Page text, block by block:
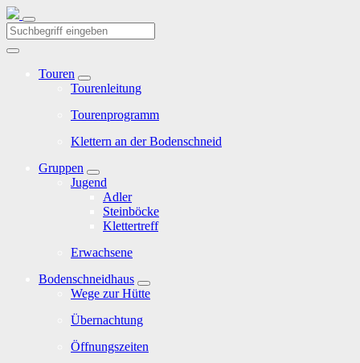
Touren
Tourenleitung
Tourenprogramm
Klettern an der Bodenschneid
Gruppen
Jugend
Adler
Steinböcke
Klettertreff
Erwachsene
Bodenschneidhaus
Wege zur Hütte
Übernachtung
Öffnungszeiten